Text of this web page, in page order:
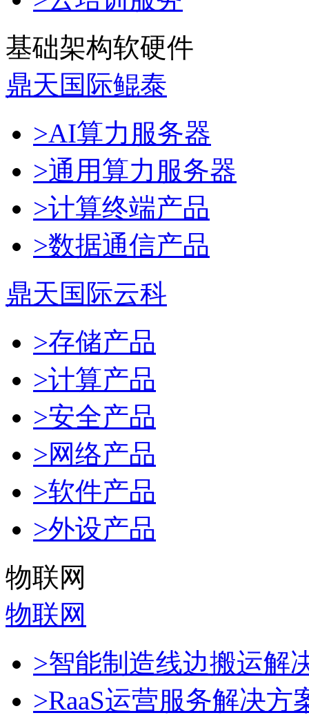
基础架构软硬件
鼎天国际鲲泰
>AI算力服务器
>通用算力服务器
>计算终端产品
>数据通信产品
鼎天国际云科
>存储产品
>计算产品
>安全产品
>网络产品
>软件产品
>外设产品
物联网
物联网
>智能制造线边搬运解
>RaaS运营服务解决方